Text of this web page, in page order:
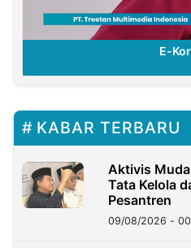
E-
KABAR TERBARU
Aktivis
Tata Kelola
Pesantren
09/08/2026 -